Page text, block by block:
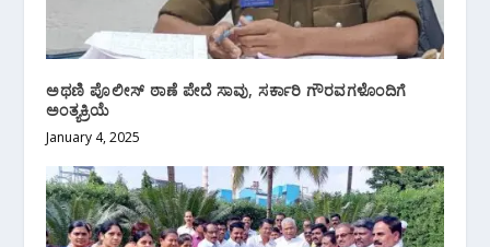
ಅಥಣಿ ಪೊಲೀಸ್ ಠಾಣೆ ಪೇದೆ ಸಾವು, ಸರ್ಕಾರಿ ಗೌರವಗಳೊಂದಿಗೆ
ಅಂತ್ಯಕ್ರಿಯೆ
January 4, 2025